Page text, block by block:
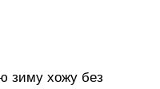
зиму хожу без